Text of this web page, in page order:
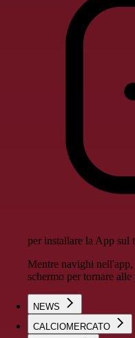
per installare la App sul
Mentre navighi
schermo per tornare alle
NEWS
CALCIOMERCATO